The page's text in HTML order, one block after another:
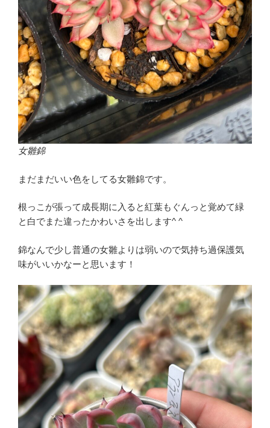
女雛錦
まだまだいい色をしてる女雛錦です。
根っこが張って成長期に入ると紅葉もぐんっと覚めて緑
と白でまた違ったかわいさを出します^ ^
錦なんで少し普通の女雛よりは弱いので気持ち過保護気
味がいいかなーと思います！